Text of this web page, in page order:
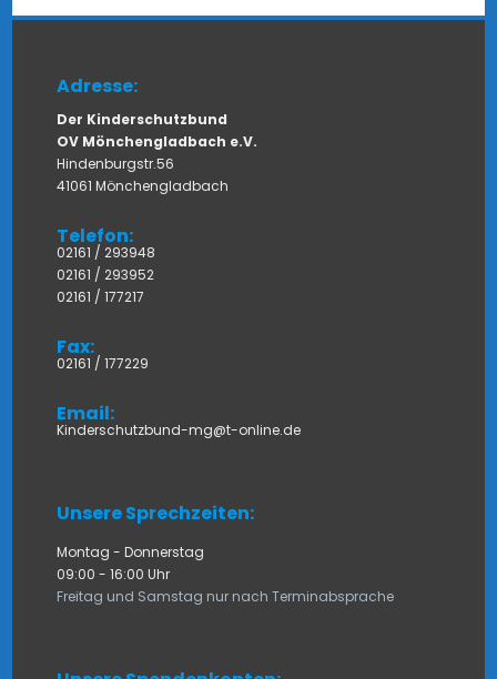
Adresse:
Der Kinderschutzbund
OV Mönchengladbach e.V.
Hindenburgstr.56
41061 Mönchengladbach
Telefon:
02161 / 293948
02161 / 293952
02161 / 177217
Fax:
02161 / 177229
Email:
Kinderschutzbund-mg@t-online.de
Unsere Sprechzeiten:
Montag - Donnerstag
09:00 - 16:00 Uhr
Freitag und Samstag nur nach Terminabsprache